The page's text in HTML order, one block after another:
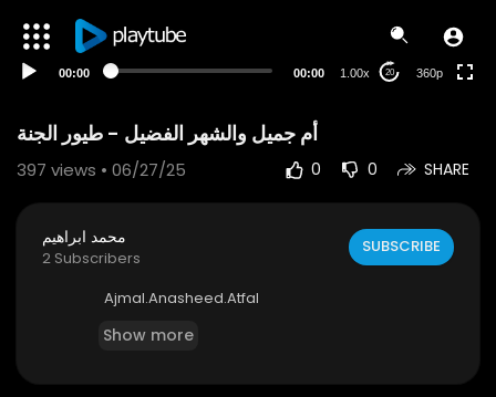
00:00 00:00 1.00x 20 360p
أم جميل والشهر الفضيل - طيور الجنة
397 views • 06/27/25 0 0 SHARE
محمد ابراهيم
2 Subscribers
SUBSCRIBE
⁣⁣⁣⁣Ajmal.Anasheed.Atfal
Show more